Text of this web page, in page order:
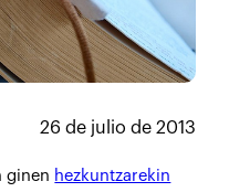
26 de julio de 2013
ginen hezkuntzarekin